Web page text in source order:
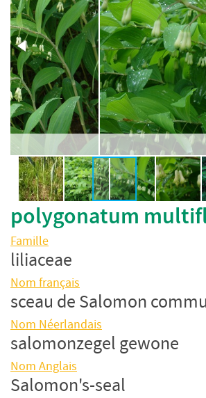
tige fleurie
polygonatum
Famille
liliaceae
Nom français
sceau de Salomon
Nom Néerlandais
salomonzegel gewone
Nom Anglais
Salomon's-seal